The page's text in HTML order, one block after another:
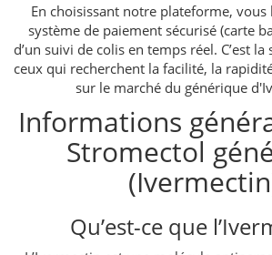
En choisissant notre plateforme, vous
système de paiement sécurisé (carte
d’un suivi de colis en temps réel. C’est
ceux qui recherchent la facilité, la
sur le marché du générique
Informations
Stromectol
Qu’est-ce que